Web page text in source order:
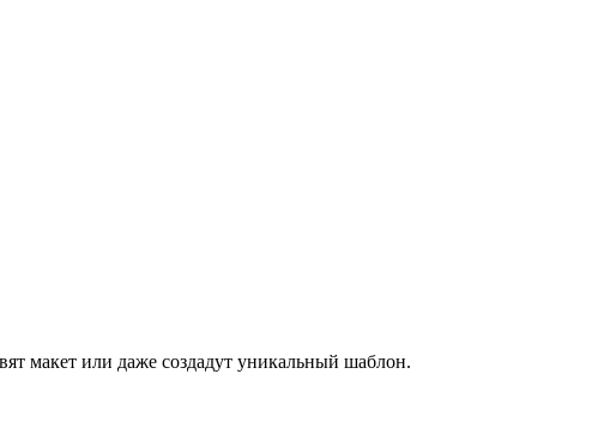
макет или даже создадут уникальный шаблон.